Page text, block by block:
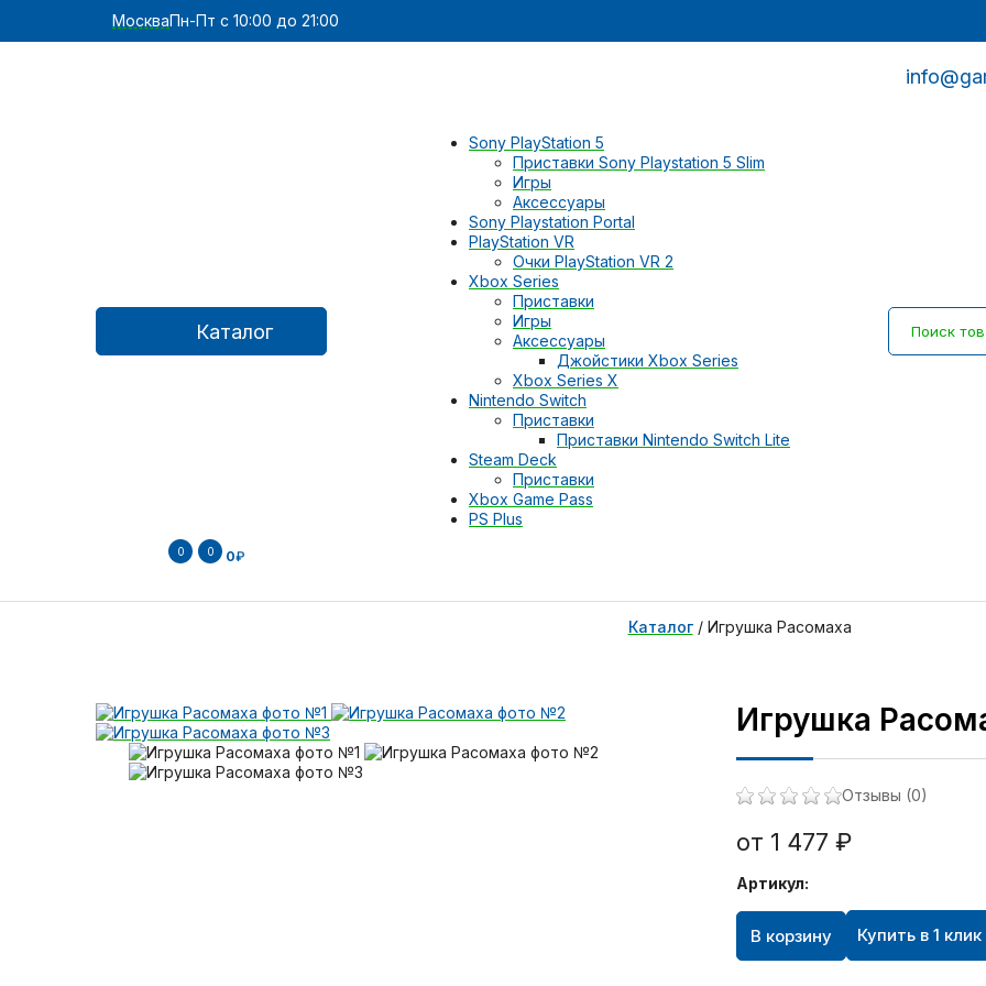
МоскваПн-Пт с 10:00 до 21:00
Каталог
Sony PlayStation 5
Приставки Sony Playstation 5 Slim
Игры
Аксессуары
Sony Playstation Portal
PlayStation VR
Очки PlayStation VR 2
Xbox Series
Приставки
Игры
Аксессуары
Джойстики Xbox Series
Xbox Series X
Nintendo Switch
Приставки
Приставки Nintendo Switch Lite
Steam Deck
Приставки
Xbox Game Pass
PS Plus
0 0 0₽
Каталог/ Игрушка Расомаха
Игрушка
Отзывы (0)
от 1 477 ₽
Артикул:
В корзину Купить в 1 клик